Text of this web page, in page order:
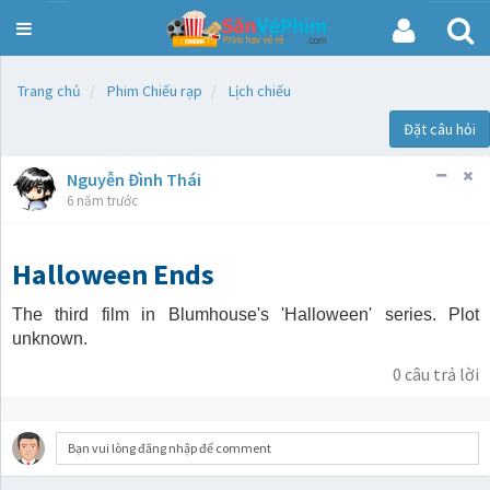
SanVePhim.com
Trang chủ Phim Chiếu rạp
Lịch chiếu
Đặt câu hỏi
Nguyễn Đình Thái
6 năm trước
Halloween Ends
The third film in Blumhouse's 'Halloween' series. Plot
unknown.
0 câu trả lời
Bạn vui lòng đăng nhập để comment